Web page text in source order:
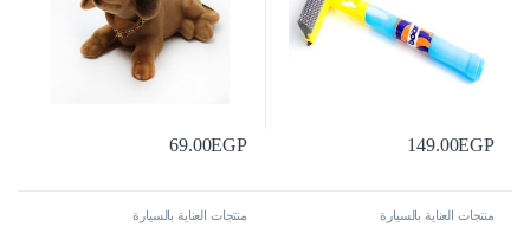
149.00EGP
69.00EGP
منتجات العناية بالسيارة منتجات العناية بالسيارة